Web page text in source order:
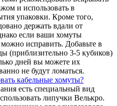
и использовать в
упаковки. Кроме того,
держать вдали от
если ваши хомуты
исправить. Добавьте в
(приблизительно 3-5 кубиков)
дней вы можете их
не будут ломаться.
кабельные хомуты?
есть специальный вид
липучки Велькро.